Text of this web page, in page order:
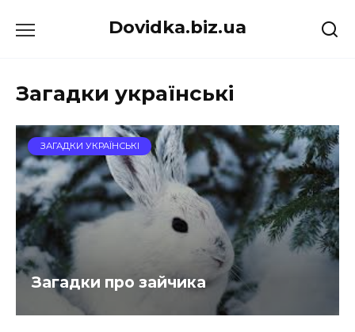
до
Dovidka.biz.ua
Загадки українські
ЗАГАДКИ УКРАЇНСЬКІ
Загадки про зайчика